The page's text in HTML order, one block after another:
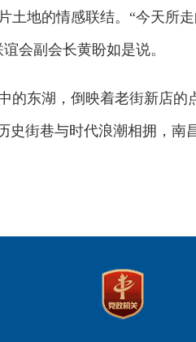
土地的情感联结。“今天所
会副会长黄盼如是说。
东湖，倒映着老街新店的
街巷与时代浪潮相拥，南